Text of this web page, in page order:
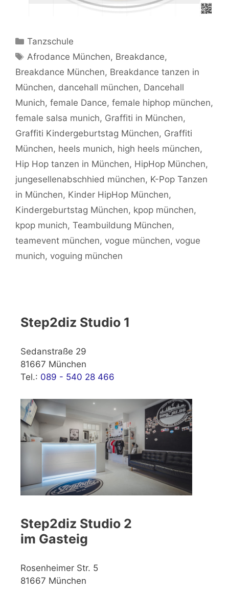
Kategorien
Tanzschule
Schlagwörter
Afrodance München, Breakdance,
Breakdance München, Breakdance tanzen in
München, dancehall münchen, Dancehall
Munich, female Dance, female hiphop münchen,
female salsa munich, Graffiti in München,
Graffiti Kindergeburtstag München, Graffiti
München, heels munich, high heels münchen,
Hip Hop tanzen in München, HipHop München,
jungesellenabschhied münchen, K-Pop Tanzen
in München, Kinder HipHop München,
Kindergeburtstag München, kpop münchen,
kpop munich, Teambuildung München,
teamevent münchen, vogue münchen, vogue
munich, voguing münchen
Step2diz Studio 1
Sedanstraße 29
81667 München
Tel.: 089 - 540 28 466
Step2diz Studio 2
im Gasteig
Rosenheimer Str. 5
81667 München